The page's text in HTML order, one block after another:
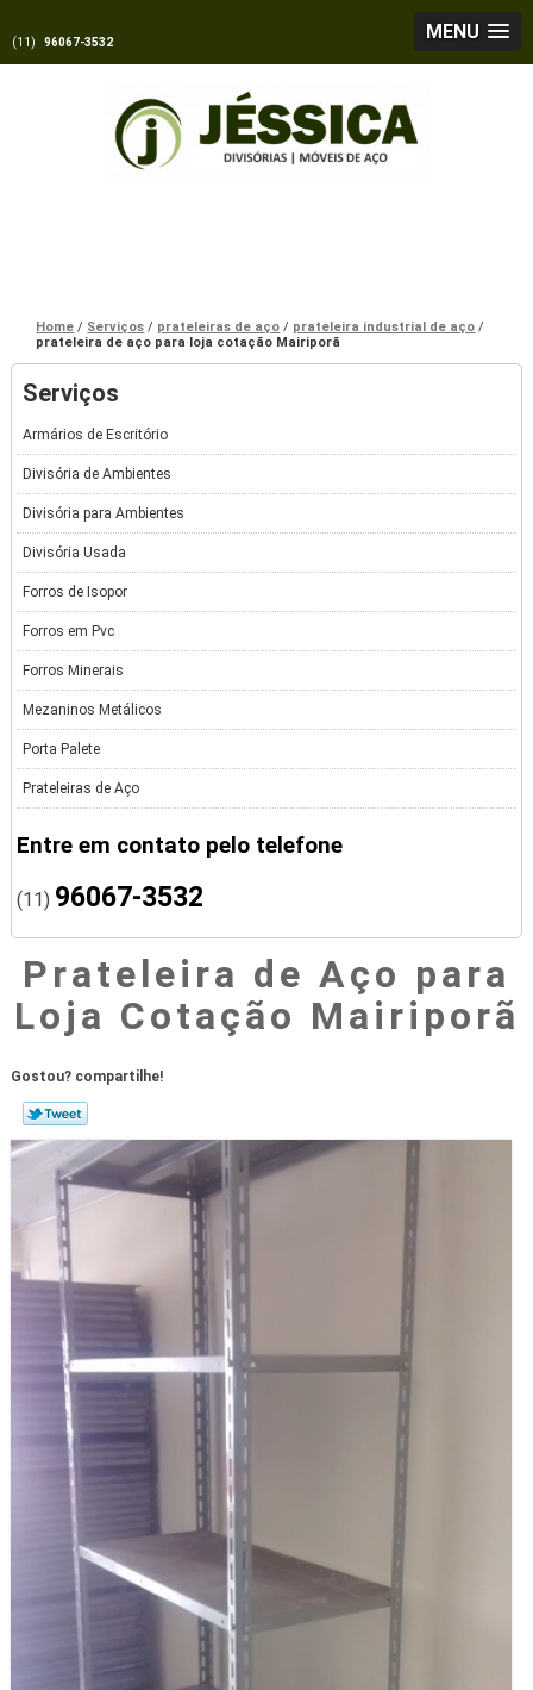
MENU
(11) 96067-3532
Home Serviços prateleiras de aço
prateleira industrial de aço
prateleira de aço para loja cotação Mairiporã
Serviços
Armários de Escritório
Divisória de Ambientes
Divisória para Ambientes
Divisória Usada
Forros de Isopor
Forros em Pvc
Forros Minerais
Mezaninos Metálicos
Porta Palete
Prateleiras de Aço
Entre em contato pelo telefone
(11) 96067-3532
Prateleira de Aço para
Loja Cotação Mairiporã
Gostou? compartilhe!